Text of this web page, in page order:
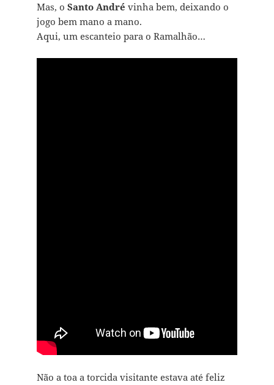
Mas, o Santo André vinha bem, deixando o
jogo bem mano a mano.
Aqui, um escanteio para o Ramalhão…
Não a toa a torcida visitante estava até feliz